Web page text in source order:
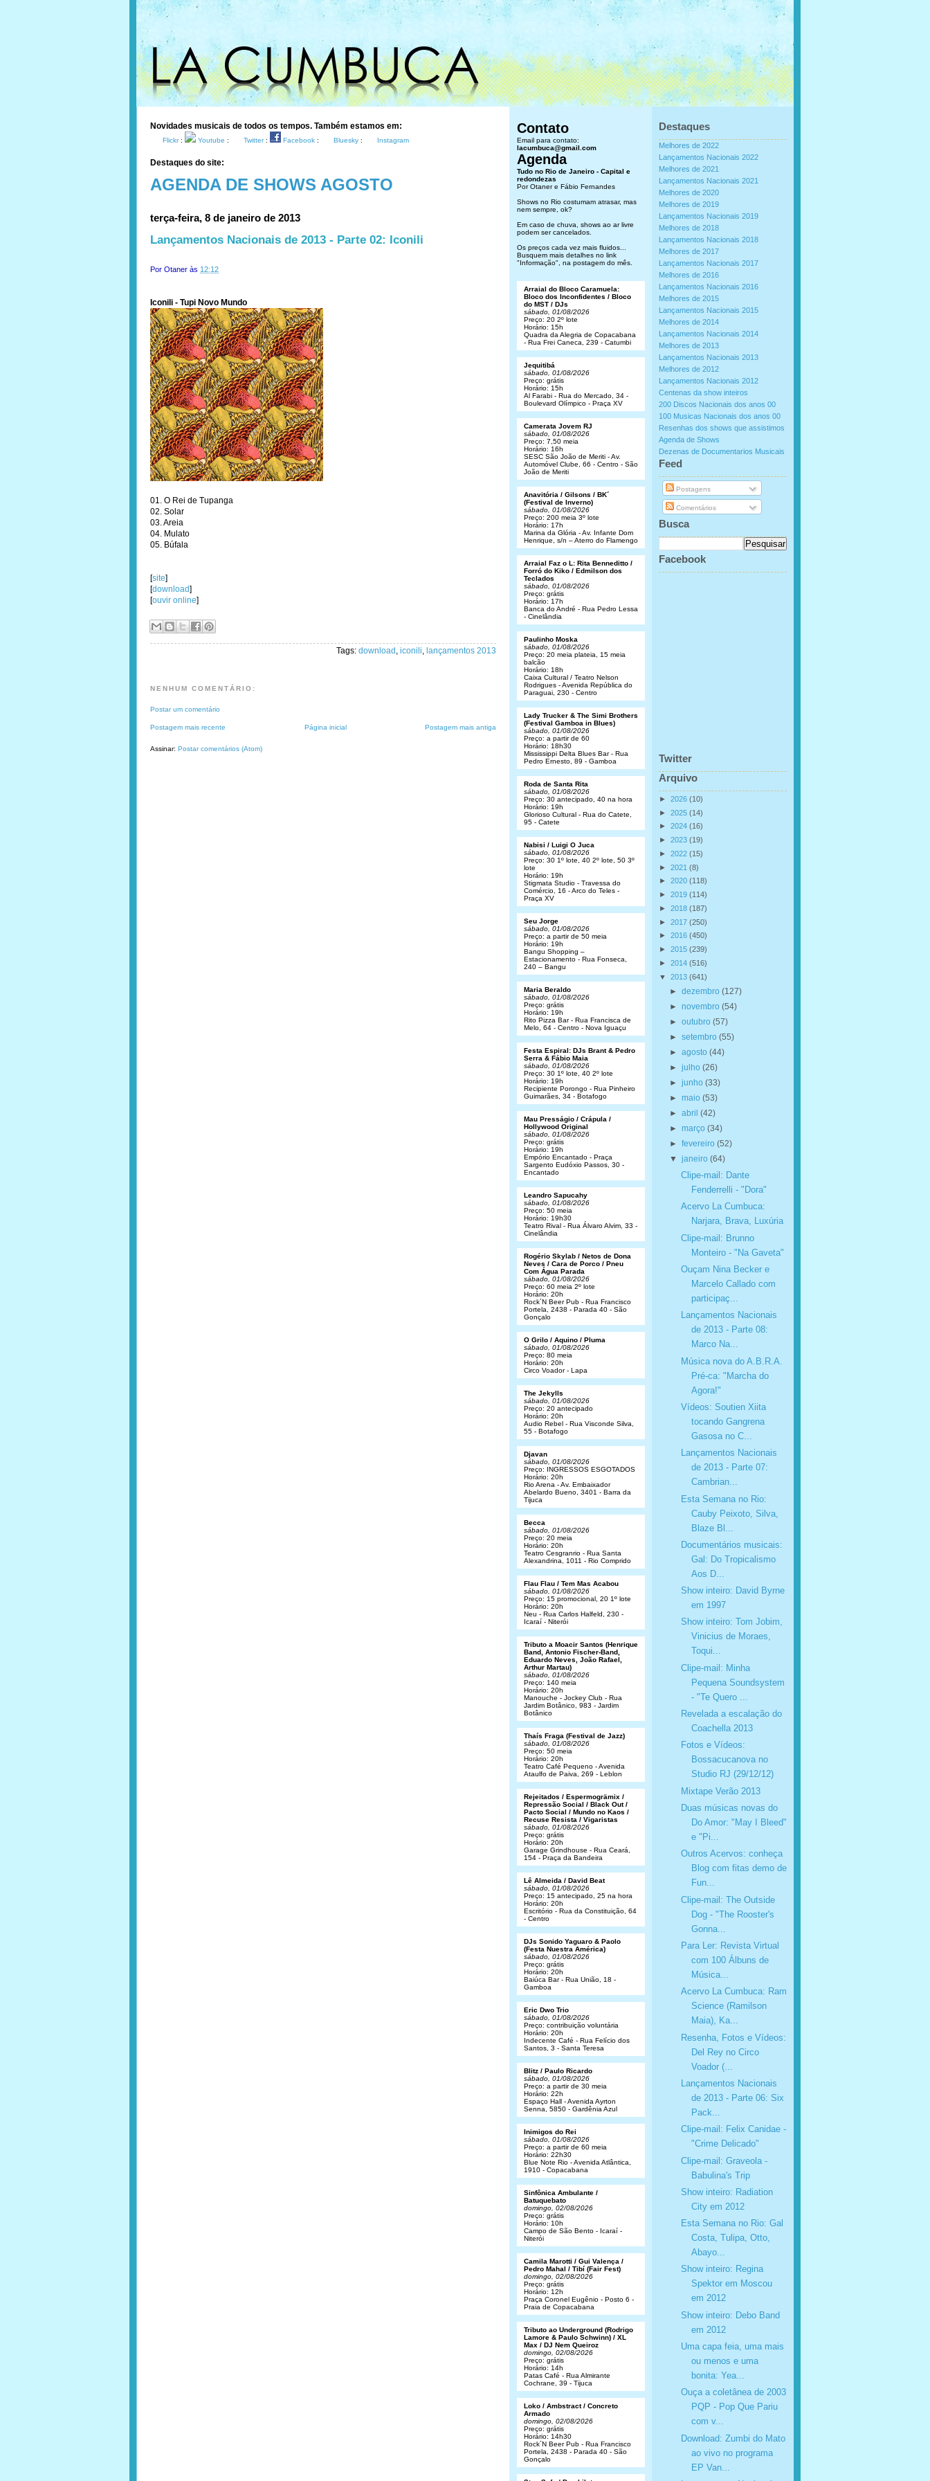
Novidades musicais de todos os tempos. Também estamos em:
Flickr: Youtube : Twitter: Facebook : Bluesky : Instagram
Destaques do site:
AGENDA DE SHOWS AGOSTO
terça-feira, 8 de janeiro de 2013
Lançamentos Nacionais de 2013 - Parte 02: Iconili
Por Otaner às 12:12
Iconili - Tupi Novo Mundo
01. O Rei de Tupanga
02. Solar
03. Areia
04. Mulato
05. Búfala
[site]
[download]
[ouvir online]
Tags: download , iconili, lançamentos 2013
NENHUM COMENTÁRIO:
Postar um comentário
Postagem mais recente Postagem mais antiga
Página inicial
Assinar: Postar comentários (Atom)
Destaques
Melhores de 2022
Lançamentos Nacionais 2022
Melhores de 2021
Lançamentos Nacionais 2021
Melhores de 2020
Melhores de 2019
Lançamentos Nacionais 2019
Melhores de 2018
Lançamentos Nacionais 2018
Melhores de 2017
Lançamentos Nacionais 2017
Melhores de 2016
Lançamentos Nacionais 2016
Melhores de 2015
Lançamentos Nacionais 2015
Melhores de 2014
Lançamentos Nacionais 2014
Melhores de 2013
Lançamentos Nacionais 2013
Melhores de 2012
Lançamentos Nacionais 2012
Centenas da show inteiros
200 Discos Nacionais dos anos 00
100 Musicas Nacionais dos anos 00
Resenhas dos shows que assistimos
Agenda de Shows
Dezenas de Documentarios Musicais
Feed
Postagens
Comentários
Busca
Facebook
Twitter
Arquivo
► 2026 (10)
► 2025 (14)
► 2024 (16)
► 2023 (19)
► 2022 (15)
► 2021 (8)
► 2020 (118)
► 2019 (114)
► 2018 (187)
► 2017 (250)
► 2016 (450)
► 2015 (239)
► 2014 (516)
▼ 2013 (641)
► dezembro (127)
► novembro (54)
► outubro (57)
► setembro (55)
► agosto (44)
► julho (26)
► junho (33)
► maio (53)
► abril (42)
► março (34)
► fevereiro (52)
▼ janeiro (64)
Clipe-mail: Dante
Fenderrelli - "Dora"
Acervo La Cumbuca:
Narjara, Brava, Luxúria
Clipe-mail: Brunno
Monteiro - "Na Gaveta"
Ouçam Nina Becker e
Marcelo Callado com
participaç...
Lançamentos Nacionais
de 2013 - Parte 08:
Marco Na...
Música nova do A.B.R.A.
Pré-ca: "Marcha do
Agora!"
Vídeos: Soutien Xiita
tocando Gangrena
Gasosa no C...
Lançamentos Nacionais
de 2013 - Parte 07:
Cambrian...
Esta Semana no Rio:
Cauby Peixoto, Silva,
Blaze Bl...
Documentários musicais:
Gal: Do Tropicalismo
Aos D...
Show inteiro: David Byrne
em 1997
Show inteiro: Tom Jobim,
Vinicius de Moraes,
Toqui...
Clipe-mail: Minha
Pequena Soundsystem
- "Te Quero ...
Revelada a escalação do
Coachella 2013
Fotos e Vídeos:
Bossacucanova no
Studio RJ (29/12/12)
Mixtape Verão 2013
Duas músicas novas do
Do Amor: "May I Bleed"
e "Pi...
Outros Acervos: conheça
Blog com fitas demo de
Fun...
Clipe-mail: The Outside
Dog - "The Rooster's
Gonna...
Para Ler: Revista Virtual
com 100 Álbuns de
Música...
Acervo La Cumbuca: Ram
Science (Ramilson
Maia), Ka...
Resenha, Fotos e Vídeos:
Del Rey no Circo
Voador (...
Lançamentos Nacionais
de 2013 - Parte 06: Six
Pack...
Clipe-mail: Felix Canidae -
"Crime Delicado"
Clipe-mail: Graveola -
Babulina'​s Trip
Show inteiro: Radiation
City em 2012
Esta Semana no Rio: Gal
Costa, Tulipa, Otto,
Abayo...
Show inteiro: Regina
Spektor em Moscou
em 2012
Show inteiro: Debo Band
em 2012
Uma capa feia, uma mais
ou menos e uma
bonita: Yea...
Ouça a coletânea de 2003
PQP - Pop Que Pariu
com v...
Download: Zumbi do Mato
ao vivo no programa
EP Van...
Contato
Email para contato:
lacumbuca@gmail.com
Agenda
Tudo no Rio de Janeiro - Capital e
redondezas
Por Otaner e Fábio Fernandes
Shows no Rio costumam atrasar, mas
nem sempre, ok?
Em caso de chuva, shows ao ar livre
podem ser cancelados.
Os preços cada vez mais fluidos...
Busquem mais detalhes no link
"Informação", na postagem do mês.
Arraial do Bloco Caramuela:
Bloco dos Inconfidentes / Bloco
do MST / DJs
sábado, 01/08/2026
Preço: 20 2º lote
Horário: 15h
Quadra da Alegria de Copacabana
- Rua Frei Caneca, 239 - Catumbi
Jequitibá
sábado, 01/08/2026
Preço: grátis
Horário: 15h
Al Farabi - Rua do Mercado, 34 -
Boulevard Olímpico - Praça XV
Camerata Jovem RJ
sábado, 01/08/2026
Preço: 7,50 meia
Horário: 16h
SESC São João de Meriti - Av.
Automóvel Clube, 66 - Centro - São
João de Meriti
Anavitória / Gilsons / BK´
(Festival de Inverno)
sábado, 01/08/2026
Preço: 200 meia 3º lote
Horário: 17h
Marina da Glória - Av. Infante Dom
Henrique, s/n – Aterro do Flamengo
Arraial Faz o L: Rita Benneditto /
Forró do Kiko / Edmilson dos
Teclados
sábado, 01/08/2026
Preço: grátis
Horário: 17h
Banca do André - Rua Pedro Lessa
- Cinelândia
Paulinho Moska
sábado, 01/08/2026
Preço: 20 meia plateia, 15 meia
balcão
Horário: 18h
Caixa Cultural / Teatro Nelson
Rodrigues - Avenida República do
Paraguai, 230 - Centro
Lady Trucker & The Simi Brothers
(Festival Gamboa in Blues)
sábado, 01/08/2026
Preço: a partir de 60
Horário: 18h30
Mississippi Delta Blues Bar - Rua
Pedro Ernesto, 89 - Gamboa
Roda de Santa Rita
sábado, 01/08/2026
Preço: 30 antecipado, 40 na hora
Horário: 19h
Glorioso Cultural - Rua do Catete,
95 - Catete
Nabisi / Luigi O Juca
sábado, 01/08/2026
Preço: 30 1º lote, 40 2º lote, 50 3º
lote
Horário: 19h
Stigmata Studio - Travessa do
Comércio, 16 - Arco do Teles -
Praça XV
Seu Jorge
sábado, 01/08/2026
Preço: a partir de 50 meia
Horário: 19h
Bangu Shopping –
Estacionamento - Rua Fonseca,
240 – Bangu
Maria Beraldo
sábado, 01/08/2026
Preço: grátis
Horário: 19h
Rito Pizza Bar - Rua Francisca de
Melo, 64 - Centro - Nova Iguaçu
Festa Espiral: DJs Brant & Pedro
Serra & Fábio Maia
sábado, 01/08/2026
Preço: 30 1º lote, 40 2º lote
Horário: 19h
Recipiente Porongo - Rua Pinheiro
Guimarães, 34 - Botafogo
Mau Presságio / Crápula /
Hollywood Original
sábado, 01/08/2026
Preço: grátis
Horário: 19h
Empório Encantado - Praça
Sargento Eudóxio Passos, 30 -
Encantado
Leandro Sapucahy
sábado, 01/08/2026
Preço: 50 meia
Horário: 19h30
Teatro Rival - Rua Álvaro Alvim, 33 -
Cinelândia
Rogério Skylab / Netos de Dona
Neves / Cara de Porco / Pneu
Com Água Parada
sábado, 01/08/2026
Preço: 60 meia 2º lote
Horário: 20h
Rock´N Beer Pub - Rua Francisco
Portela, 2438 - Parada 40 - São
Gonçalo
O Grilo / Aquino / Pluma
sábado, 01/08/2026
Preço: 80 meia
Horário: 20h
Circo Voador - Lapa
The Jekylls
sábado, 01/08/2026
Preço: 20 antecipado
Horário: 20h
Audio Rebel - Rua Visconde Silva,
55 - Botafogo
Djavan
sábado, 01/08/2026
Preço: INGRESSOS ESGOTADOS
Horário: 20h
Rio Arena - Av. Embaixador
Abelardo Bueno, 3401 - Barra da
Tijuca
Becca
sábado, 01/08/2026
Preço: 20 meia
Horário: 20h
Teatro Cesgranrio - Rua Santa
Alexandrina, 1011 - Rio Comprido
Flau Flau / Tem Mas Acabou
sábado, 01/08/2026
Preço: 15 promocional, 20 1º lote
Horário: 20h
Neu - Rua Carlos Halfeld, 230 -
Icaraí - Niterói
Tributo a Moacir Santos (Henrique
Band, Antonio Fischer-Band,
Eduardo Neves, João Rafael,
Arthur Martau)
sábado, 01/08/2026
Preço: 140 meia
Horário: 20h
Manouche - Jockey Club - Rua
Jardim Botânico, 983 - Jardim
Botânico
Thaís Fraga (Festival de Jazz)
sábado, 01/08/2026
Preço: 50 meia
Horário: 20h
Teatro Café Pequeno - Avenida
Ataulfo de Paiva, 269 - Leblon
Rejeitados / Espermogrämix /
Repressão Social / Black Out /
Pacto Social / Mundo no Kaos /
Recuse Resista / Vigaristas
sábado, 01/08/2026
Preço: grátis
Horário: 20h
Garage Grindhouse - Rua Ceará,
154 - Praça da Bandeira
Lê Almeida / David Beat
sábado, 01/08/2026
Preço: 15 antecipado, 25 na hora
Horário: 20h
Escritório - Rua da Constituição, 64
- Centro
DJs Sonido Yaguaro & Paolo
(Festa Nuestra América)
sábado, 01/08/2026
Preço: grátis
Horário: 20h
Baiúca Bar - Rua União, 18 -
Gamboa
Eric Dwo Trio
sábado, 01/08/2026
Preço: contribuição voluntária
Horário: 20h
Indecente Café - Rua Felício dos
Santos, 3 - Santa Teresa
Blitz / Paulo Ricardo
sábado, 01/08/2026
Preço: a partir de 30 meia
Horário: 22h
Espaço Hall - Avenida Ayrton
Senna, 5850 - Gardênia Azul
Inimigos do Rei
sábado, 01/08/2026
Preço: a partir de 60 meia
Horário: 22h30
Blue Note Rio - Avenida Atlântica,
1910 - Copacabana
Sinfônica Ambulante /
Batuquebato
domingo, 02/08/2026
Preço: grátis
Horário: 10h
Campo de São Bento - Icaraí -
Niterói
Camila Marotti / Gui Valença /
Pedro Mahal / Tibí (Fair Fest)
domingo, 02/08/2026
Preço: grátis
Horário: 12h
Praça Coronel Eugênio - Posto 6 -
Praia de Copacabana
Tributo ao Underground (Rodrigo
Lamore & Paulo Schwinn) / XL
Max / DJ Nem Queiroz
domingo, 02/08/2026
Preço: grátis
Horário: 14h
Patas Café - Rua Almirante
Cochrane, 39 - Tijuca
Loko / Ambstract / Concreto
Armado
domingo, 02/08/2026
Preço: grátis
Horário: 14h30
Rock´N Beer Pub - Rua Francisco
Portela, 2438 - Parada 40 - São
Gonçalo